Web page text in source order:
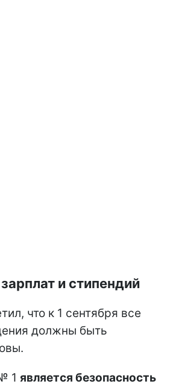
и стипендий
что к 1 сентября все
должны быть
1 является безопасность